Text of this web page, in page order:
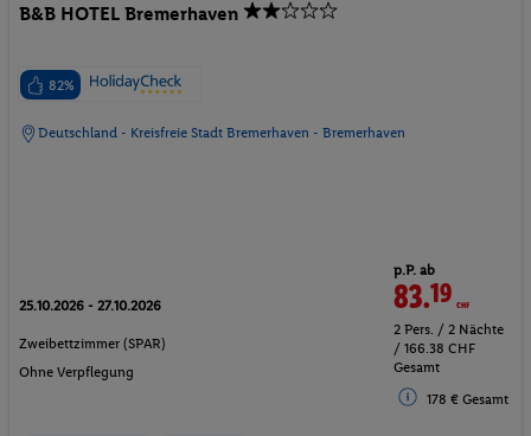
B&B HOTEL Bremerhaven
82%
Deutschland - Kreisfreie Stadt Bremerhaven - Bremerhaven
25.10.2026 - 27.10.2026
Zweibettzimmer (SPAR)
Ohne Verpflegung
p.P. ab
83.19CHF
2 Pers. / 2 Nächte
/ 166.38 CHF
Gesamt
178 € Gesamt